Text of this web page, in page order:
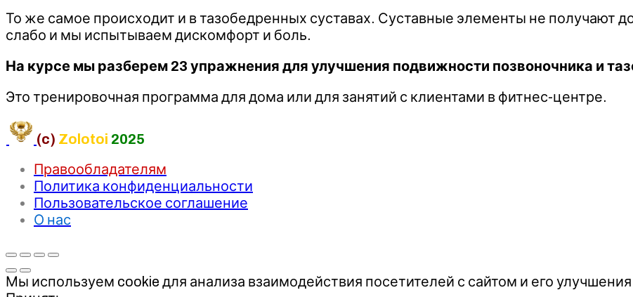
То же самое происходит и в тазобедренных суставах. Суставные элементы не получают
слабо и мы испытываем дискомфорт и боль.
На курсе мы разберем 23 упражнения для улучшения подвижности позвоночника и
Это тренировочная программа для дома или для занятий с клиентами в фитнес-центре.
(c) Zolotoi 2025
Правообладателям
Политика конфиденциальности
Пользовательское соглашение
О нас
Мы используем cookie для анализа взаимодействия посетителей с сайтом и его улучшения